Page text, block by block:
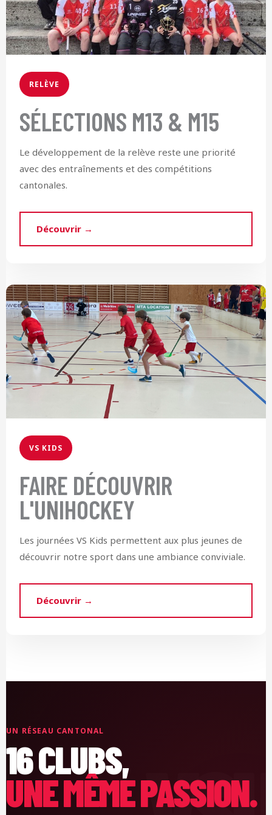
RELÈVE
SÉLECTIONS M13 & M15
Le développement de la relève reste une priorité
avec des entraînements et des compétitions
cantonales.
Découvrir →
VS KIDS
FAIRE DÉCOUVRIR
L'UNIHOCKEY
Les journées VS Kids permettent aux plus jeunes de
découvrir notre sport dans une ambiance conviviale.
Découvrir →
UN RÉSEAU CANTONAL
16 CLUBS,
UNE MÊME PASSION.